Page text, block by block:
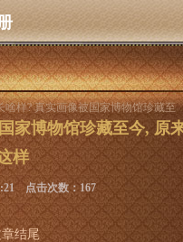
样? 真实画像被国家博物馆珍藏至
家博物馆珍藏至今, 原
样
点击次数：167
结尾